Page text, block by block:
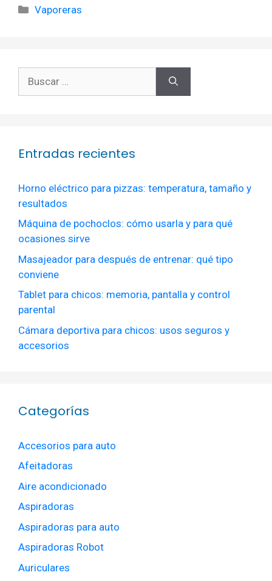
Categorías
Vaporeras
Entradas recientes
Horno eléctrico para pizzas: temperatura, tamaño y
resultados
Máquina de pochoclos: cómo usarla y para qué
ocasiones sirve
Masajeador para después de entrenar: qué tipo
conviene
Tablet para chicos: memoria, pantalla y control
parental
Cámara deportiva para chicos: usos seguros y
accesorios
Categorías
Accesorios para auto
Afeitadoras
Aire acondicionado
Aspiradoras
Aspiradoras para auto
Aspiradoras Robot
Auriculares